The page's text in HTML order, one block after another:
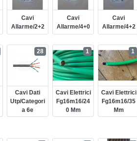
Cavi
Allarme/2+2
Cavi
Allarme/4+0
Cavi
Allarme/4+2
Cavi Dati
Utp/categori
A 6e
28
Cavi Elettrici
Fg16m16/24
0 Mm
1
Cavi Elettrici
Fg16m16/35
Mm
1